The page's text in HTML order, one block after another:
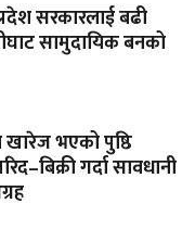
सरकारलाई बढी
सामुदायिक बनको
खारेज भएको पुष्ठि
गर्दा सावधानी